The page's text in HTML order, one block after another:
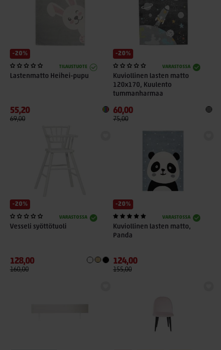
-20%
TILAUSTUOTE
Lastenmatto Heihei-pupu
55,20
69,00
-20%
VARASTOSSA
Kuviollinen lasten matto
120x170, Kuulento
tummanharmaa
60,00
75,00
-20%
VARASTOSSA
Vesseli syöttötuoli
128,00
160,00
-20%
VARASTOSSA
Kuviollinen lasten matto,
Panda
124,00
155,00